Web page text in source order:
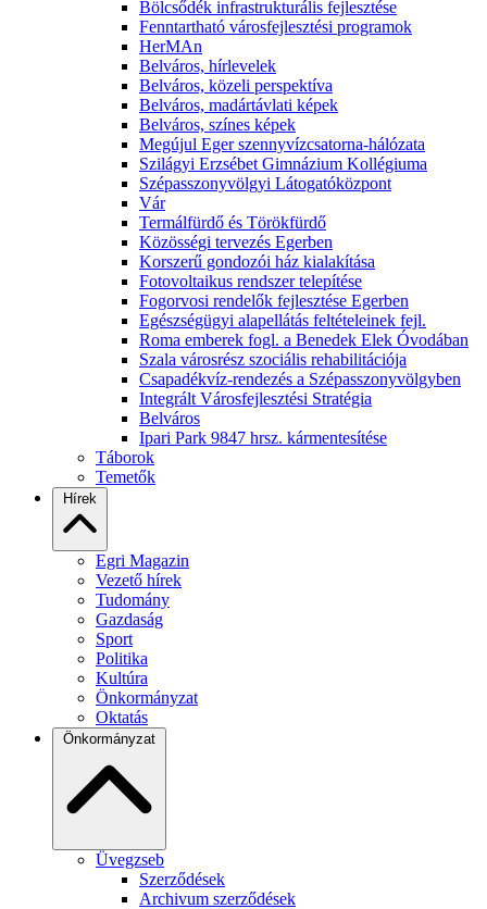
Bölcsődék infrastrukturális fejlesztése
Fenntartható városfejlesztési programok
HerMAn
Belváros, hírlevelek
Belváros, közeli perspektíva
Belváros, madártávlati képek
Belváros, színes képek
Megújul Eger szennyvízcsatorna-hálózata
Szilágyi Erzsébet Gimnázium Kollégiuma
Szépasszonyvölgyi Látogatóközpont
Vár
Termálfürdő és Törökfürdő
Közösségi tervezés Egerben
Korszerű gondozói ház kialakítása
Fotovoltaikus rendszer telepítése
Fogorvosi rendelők fejlesztése Egerben
Egészségügyi alapellátás feltételeinek fejl.
Roma emberek fogl. a Benedek Elek Óvodában
Szala városrész szociális rehabilitációja
Csapadékvíz-rendezés a Szépasszonyvölgyben
Integrált Városfejlesztési Stratégia
Belváros
Ipari Park 9847 hrsz. kármentesítése
Táborok
Temetők
Hírek
Egri Magazin
Vezető hírek
Tudomány
Gazdaság
Sport
Politika
Kultúra
Önkormányzat
Oktatás
Önkormányzat
Üvegzseb
Szerződések
Archivum szerződések